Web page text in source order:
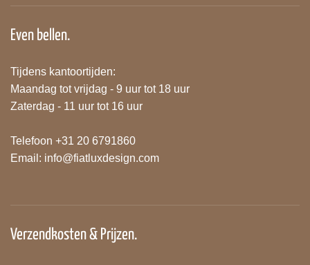
Even bellen.
Tijdens kantoortijden:
Maandag tot vrijdag - 9 uur tot 18 uur
Zaterdag - 11 uur tot 16 uur
Telefoon +31 20 6791860
Email: info@fiatluxdesign.com
Verzendkosten & Prijzen.